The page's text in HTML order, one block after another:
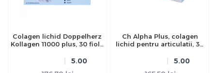
Colagen lichid Doppelherz
Kollagen 11000 plus, 30 fiole
5.00
Ch Alpha Plus, colagen
lichid pentru articulatii, 30
5.00